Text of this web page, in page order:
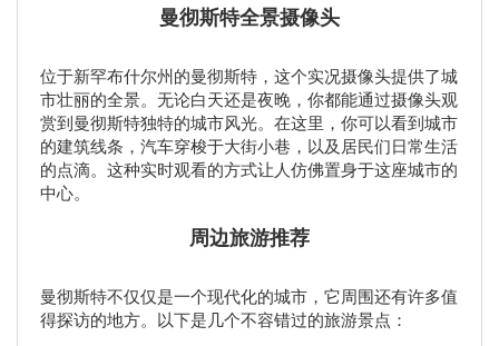
曼彻斯特全景摄像头
位于新罕布什尔州的曼彻斯特，这个实况摄像头提供了城
市壮丽的全景。无论白天还是夜晚，你都能通过摄像头观
赏到曼彻斯特独特的城市风光。在这里，你可以看到城市
的建筑线条，汽车穿梭于大街小巷，以及居民们日常生活
的点滴。这种实时观看的方式让人仿佛置身于这座城市的
中心。
周边旅游推荐
曼彻斯特不仅仅是一个现代化的城市，它周围还有许多值
得探访的地方。以下是几个不容错过的旅游景点：